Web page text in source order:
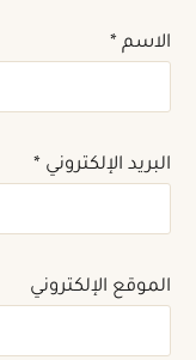
الاسم*
البريد الإلكتروني*
الموقع الإلكتروني